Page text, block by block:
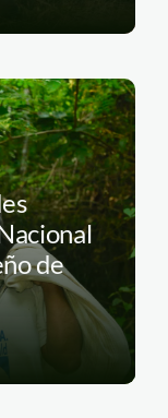
de